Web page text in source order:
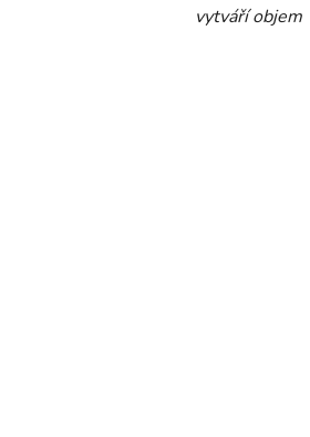
vytváří objem